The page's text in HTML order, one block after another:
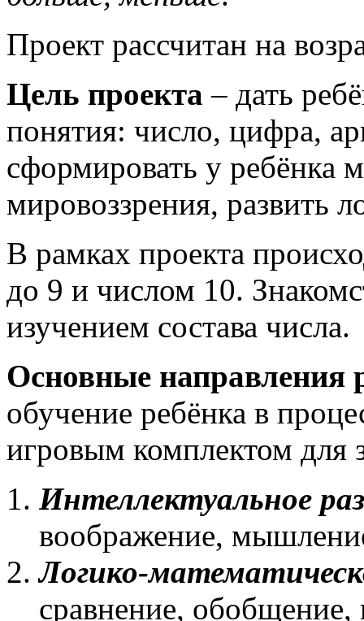
Проект рассчитан на
Цель проекта – дать
понятия: число, цифра,
сформировать у ребёнка
мировоззрения, развить
В рамках проекта
до 9 и числом 10.
изучением состава числа.
Основные направления
обучение ребёнка в
игровым комплектом для
Интеллектуальное
воображение,
Логико-
сравнение, обобщение,